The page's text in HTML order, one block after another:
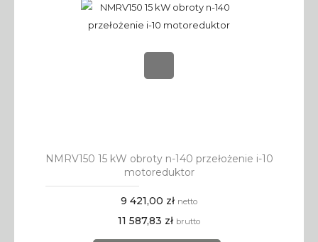
NMRV150 15 kW obroty n-140 przełożenie i-10
motoreduktor
9 421,00 zł netto
11 587,83 zł brutto